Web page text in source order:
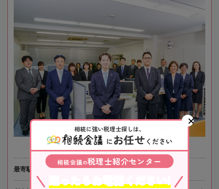
最寄駅 JR「小岩駅」徒歩3分
相続に強い税理士探しは、
にお任せ ください
相続会議の税理士紹介センター